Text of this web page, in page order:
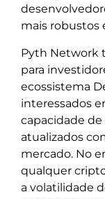
mais robustos
Pyth Network
para
ecossistema
interessados
capacidade de
atualizados
mercado. No
qualquer
a volatilidade